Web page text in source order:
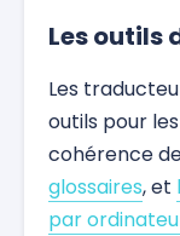
Les outils
Les
outils pour
cohérence
glossaires, et
par